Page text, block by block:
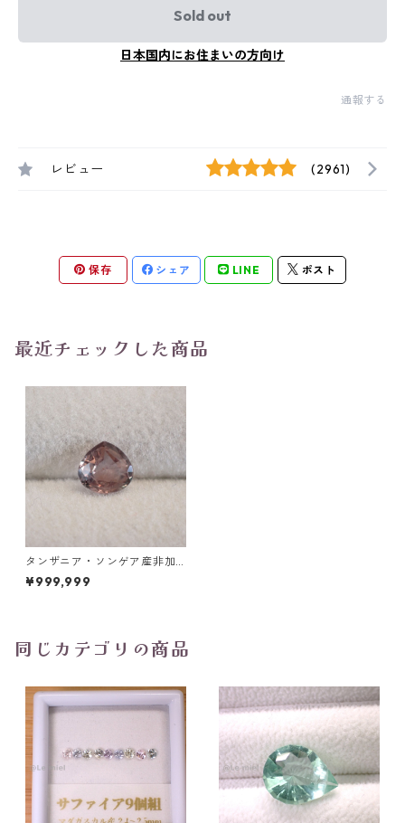
Sold out
日本国内にお住まいの方向け
通報する
レビュー (2961)
保存 シェア LINE ポスト
最近チェックした商品
タンザニア・ソンゲア産非加
熱サファイア ペアシェイプカ
ットルース 0.49ct 5.0mm*4.
¥999,999
同じカテゴリの商品